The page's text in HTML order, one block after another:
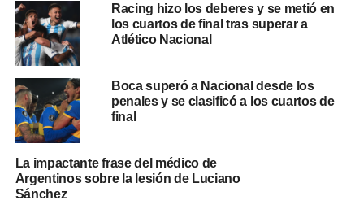
empatar con Flamengo, suma dos unidades.
Cuando parecía que ese período inicial se extinguiría como
había comenzado, Thiago Almada, recibió sin marca por el
medio del área para definir por abajo como en el penal
malogrado y contra el mismo palo, pero esta vez del lado
de adentro.
De esta manera Vélez se fue al descanso con la merecida,
tranquilizadora e imprescindible ventaja por la que había
pugnado incansablemente desde el minuto cero de
Racing hizo los deberes y se metió en
los cuartos de final tras superar a
Atlético Nacional
Boca superó a Nacional desde los
penales y se clasificó a los cuartos de
final
La impactante frase del médico de
Argentinos sobre la lesión de Luciano
Sánchez